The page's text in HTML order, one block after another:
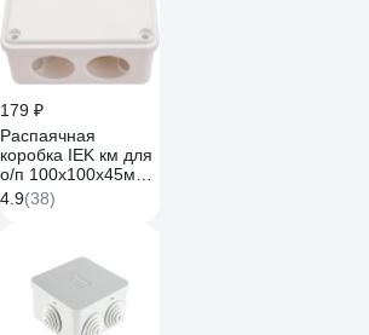
179 ₽
Распаячная
коробка IEK км для
о/п 100x100x45мм
ip44 6 вв. белая
UKO11-100-100-
4.9(38)